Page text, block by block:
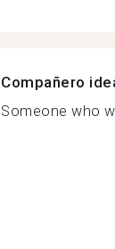
Compañero
Someone who